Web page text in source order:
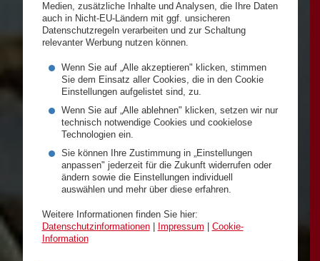
Medien, zusätzliche Inhalte und Analysen, die Ihre Daten
auch in Nicht-EU-Ländern mit ggf. unsicheren
Datenschutzregeln verarbeiten und zur Schaltung
relevanter Werbung nutzen können.
Wenn Sie auf „Alle akzeptieren" klicken, stimmen
Sie dem Einsatz aller Cookies, die in den Cookie
Einstellungen aufgelistet sind, zu.
Wenn Sie auf „Alle ablehnen" klicken, setzen wir nur
technisch notwendige Cookies und cookielose
Technologien ein.
Sie können Ihre Zustimmung in „Einstellungen
anpassen" jederzeit für die Zukunft widerrufen oder
ändern sowie die Einstellungen individuell
auswählen und mehr über diese erfahren.
Weitere Informationen finden Sie hier:
Datenschutzinformationen| Impressum
Cookie-
Information